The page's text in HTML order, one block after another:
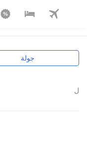
جولة